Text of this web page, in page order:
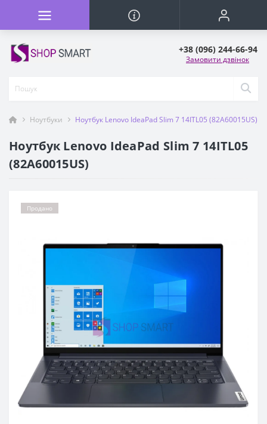
+38 (096) 244-66-94
Замовити дзвінок
Ноутбуки Ноутбук Lenovo IdeaPad Slim 7 14ITL05 (82A60015US)
Ноутбук Lenovo IdeaPad Slim 7 14ITL05
(82A60015US)
Продано